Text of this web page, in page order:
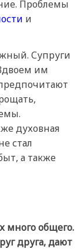
Проблемы
и
Супруги
им
духовная
стал
а также
много общего.
друга, дают